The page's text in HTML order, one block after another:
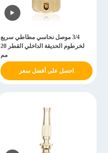
3/4 موصل نحاسي مطاطي سريع
لخرطوم الحديقة الداخلي القطر 20
مم
احصل على أفضل سعر